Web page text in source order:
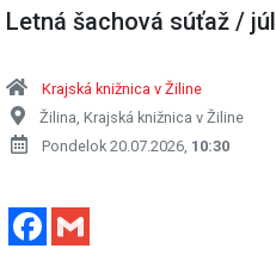
Letná šachová súťaž / júl
Krajská knižnica v Žiline
Žilina, Krajská knižnica v Žiline
Pondelok 20.07.2026, 10:30
Facebook